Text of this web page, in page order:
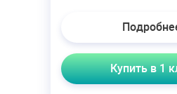
Купить в 1